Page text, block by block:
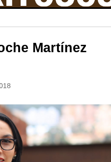
Martínez